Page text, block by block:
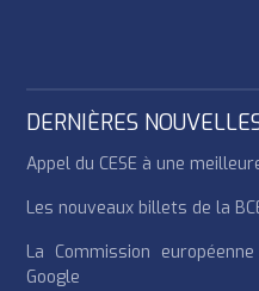
DERNIÈRES
Appel du CESE à une
Les nouveaux billets de la
La Commission
Google